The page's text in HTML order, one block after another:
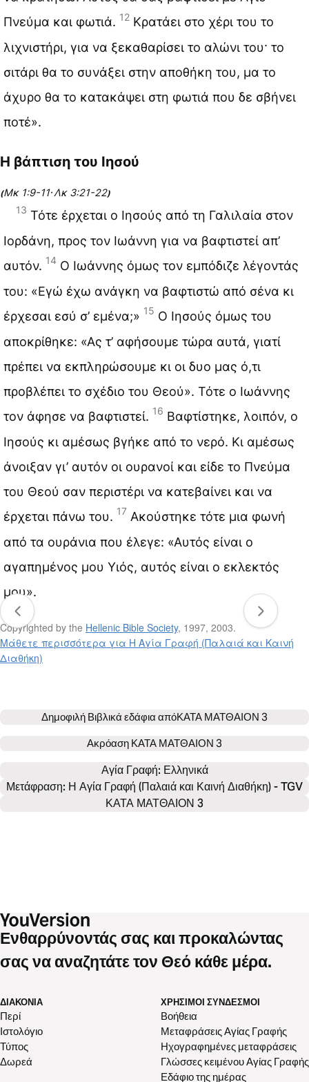
Πνεύμα και φωτιά. 12 Κρατάει στο χέρι του το
λιχνιστήρι, για να ξεκαθαρίσει το αλώνι του· το
σιτάρι θα το συνάξει στην αποθήκη του, μα το
άχυρο θα το κατακάψει στη φωτιά που δε σβήνει
ποτέ».
Η βάπτιση του Ιησού
(Μκ 1:9-11· Λκ 3:21-22)
13 Τότε έρχεται ο Ιησούς από τη Γαλιλαία στον
Ιορδάνη, προς τον Ιωάννη για να βαφτιστεί απ’
αυτόν. 14 Ο Ιωάννης όμως τον εμπόδιζε λέγοντάς
του: «Εγώ έχω ανάγκη να βαφτιστώ από σένα κι
έρχεσαι εσύ σ’ εμένα;» 15 Ο Ιησούς όμως του
αποκρίθηκε: «Ας τ’ αφήσουμε τώρα αυτά, γιατί
πρέπει να εκπληρώσουμε κι οι δυο μας ό,τι
προβλέπει το σχέδιο του Θεού». Τότε ο Ιωάννης
τον άφησε να βαφτιστεί. 16 Βαφτίστηκε, λοιπόν, ο
Ιησούς κι αμέσως βγήκε από το νερό. Κι αμέσως
άνοιξαν γι’ αυτόν οι ουρανοί και είδε το Πνεύμα
του Θεού σαν περιστέρι να κατεβαίνει και να
έρχεται πάνω του. 17 Ακούστηκε τότε μια φωνή
από τα ουράνια που έλεγε: «Αυτός είναι ο
αγαπημένος μου Υιός, αυτός είναι ο εκλεκτός
μου».
Copyrighted by the Hellenic Bible Society, 1997, 2003.
Μάθετε περισσότερα για Η Αγία Γραφή (Παλαιά και Καινή
Διαθήκη)
Δημοφιλή Βιβλικά εδάφια απόΚΑΤΑ ΜΑΤΘΑΙΟΝ 3
Ακρόαση ΚΑΤΑ ΜΑΤΘΑΙΟΝ 3
Αγία Γραφή: Ελληνικά
Μετάφραση: Η Αγία Γραφή (Παλαιά και Καινή Διαθήκη) - TGV
ΚΑΤΑ ΜΑΤΘΑΙΟΝ 3
Ενθαρρύνοντάς σας και προκαλώντας
σας να αναζητάτε τον Θεό κάθε μέρα.
ΔΙΑΚΟΝΊΑ
Περί
Ιστολόγιο
Τύπος
Δωρεά
ΧΡΉΣΙΜΟΙ ΣΎΝΔΕΣΜΟΙ
Βοήθεια
Μεταφράσεις Αγίας Γραφής
Ηχογραφημένες μεταφράσεις
Γλώσσες κειμένου Αγίας Γραφής
Εδάφιο της ημέρας